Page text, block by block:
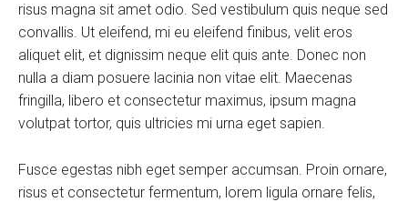
risus magna sit amet odio. Sed vestibulum quis neque sed
convallis. Ut eleifend, mi eu eleifend finibus, velit eros
aliquet elit, et dignissim neque elit quis ante. Donec non
nulla a diam posuere lacinia non vitae elit. Maecenas
fringilla, libero et consectetur maximus, ipsum magna
volutpat tortor, quis ultricies mi urna eget sapien.
Fusce egestas nibh eget semper accumsan. Proin ornare,
risus et consectetur fermentum, lorem ligula ornare felis,